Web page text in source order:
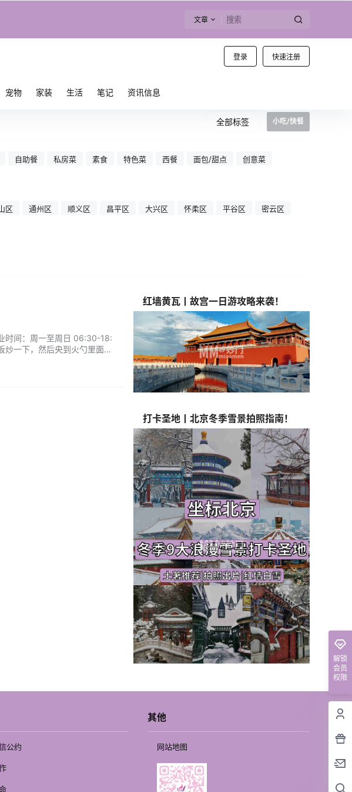
文章
登录 快速注册
宠物 家装 生活 笔记 资讯信息
全部标签 小吃/快餐
自助餐 私房菜 素食 特色菜 西餐 面包/甜点 创意菜
区 通州区 顺义区 昌平区 大兴区 怀柔区 平谷区 密云区
时间：周一至周日 06:30-18:
一下，然后央到火勺里面，
红墙黄瓦丨故宫一日游攻略来袭！
打卡圣地丨北京冬季雪景拍照指南！
解锁
会员
权限
公约
其他
网站地图